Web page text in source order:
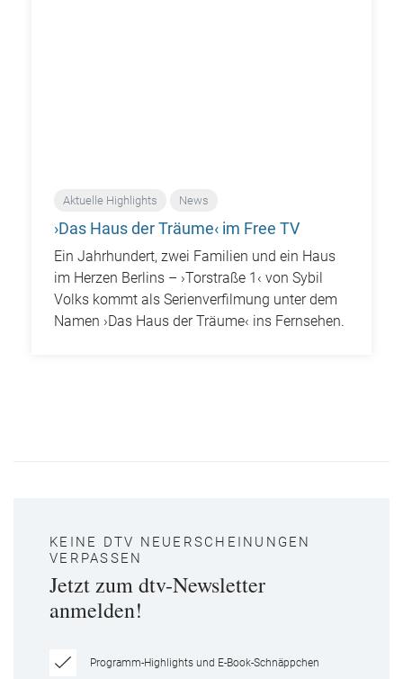
Aktuelle Highlights News
›Das Haus der Träume‹ im Free TV
Ein Jahrhundert, zwei Familien und ein Haus
im Herzen Berlins – ›Torstraße 1‹ von Sybil
Volks kommt als Serienverfilmung unter dem
Namen ›Das Haus der Träume‹ ins Fernsehen.
KEINE DTV NEUERSCHEINUNGEN
VERPASSEN
Jetzt zum dtv-Newsletter
anmelden!
Programm-Highlights und E-Book-Schnäppchen